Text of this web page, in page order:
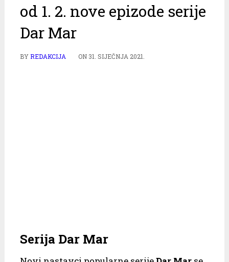
od 1. 2. nove epizode serije
Dar Mar
BYREDAKCIJA ON 31. SIJEČNJA 2021.
Serija Dar Mar